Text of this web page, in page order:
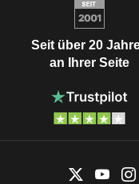
Seit über 20
an Ihrer Seite